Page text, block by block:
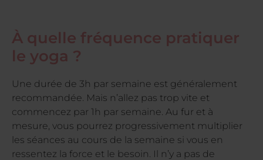
À quelle fréquence pratiquer
le yoga ?
Une durée de 3h par semaine est généralement
recommandée. Mais n’allez pas trop vite et
commencez par 1h par semaine. Au fur et à
mesure, vous pourrez progressivement multiplier
les séances au cours de la semaine si vous en
ressentez la force et le besoin. Il n’y a pas de